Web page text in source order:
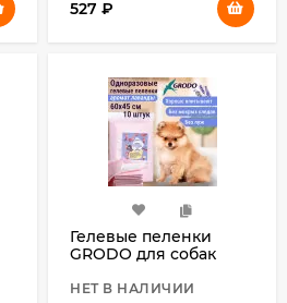
527 ₽
Гелевые пеленки
GRODO для собак
лаванды, 10 шт.
НЕТ В НАЛИЧИИ